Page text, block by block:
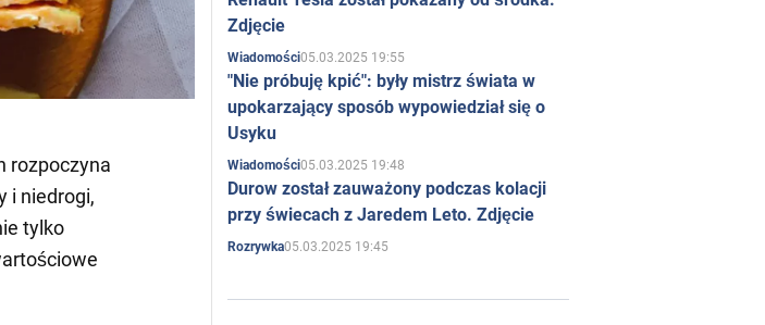
rozpoczyna
i niedrogi,
tylko
Zdjęcie
Wiadomości05.03.2025 19:55
"Nie próbuję kpić": były mistrz świata w
upokarzający sposób wypowiedział się o
Usyku
Wiadomości05.03.2025 19:48
Durow został zauważony podczas kolacji
przy świecach z Jaredem Leto. Zdjęcie
Rozrywka05.03.2025 19:45